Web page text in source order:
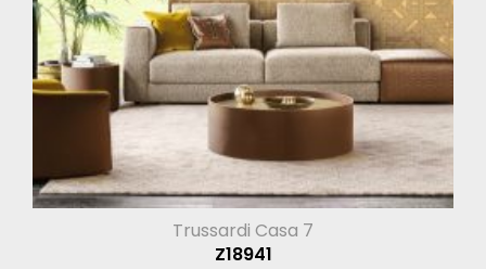
Trussardi Casa 7
Z18941